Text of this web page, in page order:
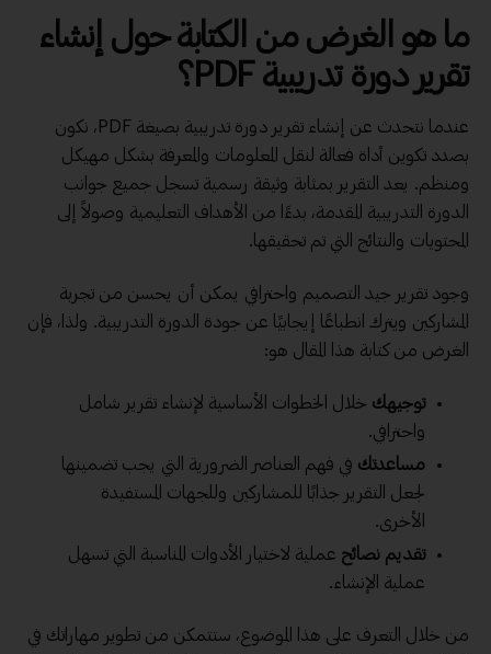
ما هو الغرض من الكتابة حول إنشاء
تقرير دورة تدريبية PDF؟
عندما نتحدث عن إنشاء تقرير دورة تدريبية بصيغة PDF، نكون
بصدد تكوين أداة فعالة لنقل المعلومات والمعرفة بشكل مهيكل
ومنظم. يعد التقرير بمثابة وثيقة رسمية تسجل جميع جوانب
الدورة التدريبية المقدمة، بدءًا من الأهداف التعليمية وصولاً إلى
المحتويات والنتائج التي تم تحقيقها.
وجود تقرير جيد التصميم واحترافي يمكن أن يحسن من تجربة
المشاركين ويترك انطباعًا إيجابيًا عن جودة الدورة التدريبية. ولذا، فإن
الغرض من كتابة هذا المقال هو:
توجيهك خلال الخطوات الأساسية لإنشاء تقرير شامل
واحترافي.
مساعدتك في فهم العناصر الضرورية التي يجب تضمينها
لجعل التقرير جذابًا للمشاركين وللجهات المستفيدة
الأخرى.
تقديم نصائح عملية لاختيار الأدوات المناسبة التي تسهل
عملية الإنشاء.
من خلال التعرف على هذا الموضوع، ستتمكن من تطوير مهاراتك في